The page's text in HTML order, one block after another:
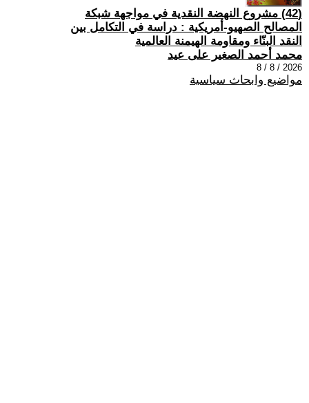
(42) مشروع النهضة النقدية في مواجهة شبكة
المصالح الصهيو-أمريكية : دراسة في التكامل بين
النقد البنّاء ومقاومة الهيمنة العالمية
محمد أحمد الصغير على عيد
2026 / 8 / 8
مواضيع وابحاث سياسية